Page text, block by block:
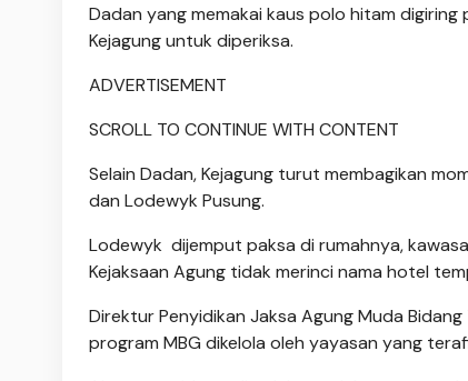
Dadan yang memakai kaus polo hitam
Kejagung untuk diperiksa.
ADVERTISEMENT
SCROLL TO CONTINUE WITH CONTENT
Selain Dadan, Kejagung turut membagikan
dan Lodewyk Pusung.
Lodewyk dijemput paksa di rumahnya,
Kejaksaan Agung tidak merinci nama hotel
Direktur Penyidikan Jaksa Agung Muda
program MBG dikelola oleh yayasan yang